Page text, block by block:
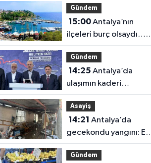
Gündem
15:00Antalya’nın
ilçeleri burç olsaydı…
İşte ortaya çıkan sonuç
Gündem
14:25
ulaşımın kaderi
değişiyor! Dev proje
açıklandı
Asayiş
14:21
gecekondu yangını: Ev
kullanılamaz hale geldi
Gündem